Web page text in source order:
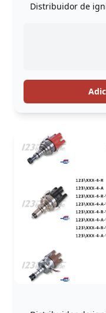
Distribuidor de